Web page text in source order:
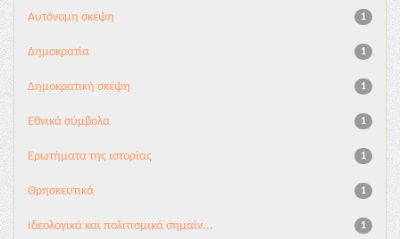
1
Αυτόνομη σκέψη
1
Δημοκρατία
1
Δημοκρατική σκέψη
1
Εθνικά σύμβολα
1
Ερωτήματα της ιστορίας
1
Θρησκευτικά
1
Ιδεολογικά και πολιτισμικά σημαίν...